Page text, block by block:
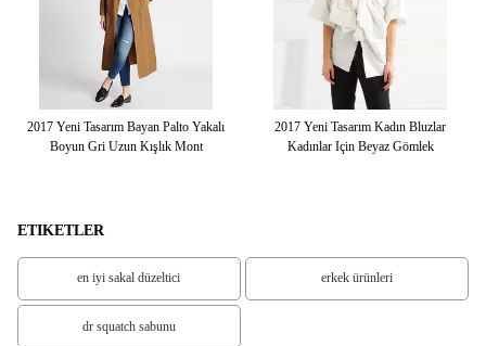
2017 Yeni Tasarım Bayan Palto Yakalı
Boyun Gri Uzun Kışlık Mont
2017 Yeni Tasarım Kadın Bluzlar
Kadınlar Için Beyaz Gömlek
ETIKETLER
en iyi sakal düzeltici erkek ürünleri
dr squatch sabunu